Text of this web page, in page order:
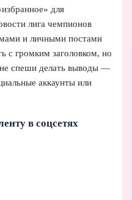
для
лига чемпионов
и личными постами
с громким заголовком, но
не спеши делать выводы —
аккаунты или
в соцсетях